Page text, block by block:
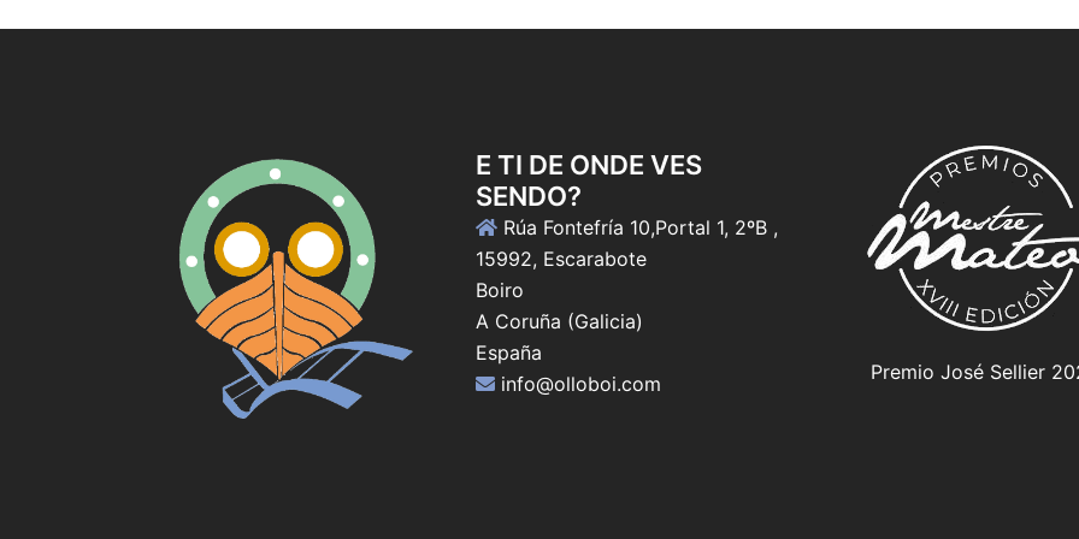
E TI DE ONDE VES
SENDO?
Rúa Fontefría 10,Portal 1, 2ºB ,
15992, Escarabote
Boiro
A Coruña (Galicia)
España
info@olloboi.com
Premio José Sellier